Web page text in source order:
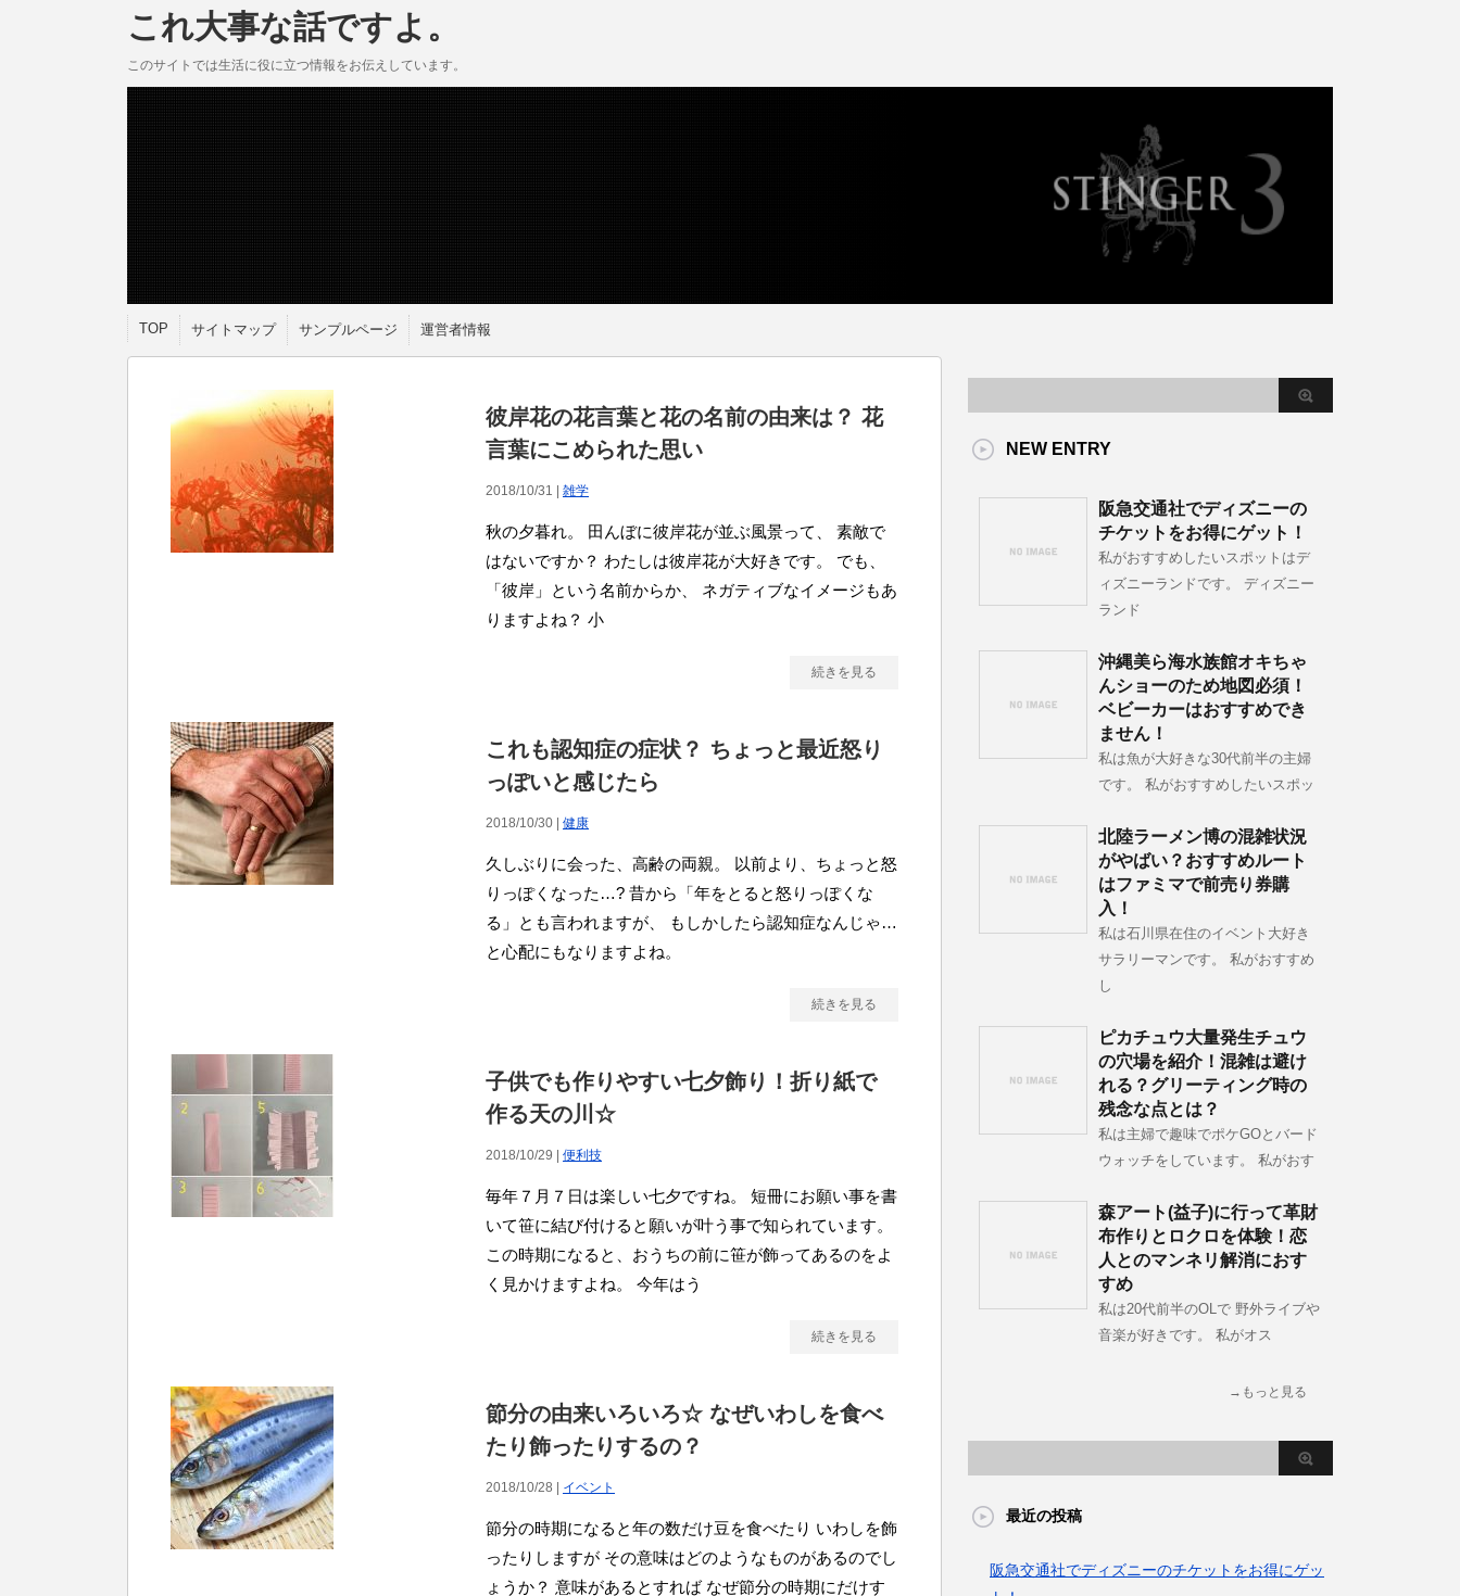
これ大事な話ですよ。
このサイトでは生活に役に立つ情報をお伝えしています。
TOP サイトマップ サンプルページ 運営者情報
彼岸花の花言葉と花の名前の由来は？ 花
言葉にこめられた思い
2018/10/31 | 雑学
秋の夕暮れ。 田んぼに彼岸花が並ぶ風景って、 素敵で
はないですか？ わたしは彼岸花が大好きです。 でも、
「彼岸」という名前からか、 ネガティブなイメージもあ
りますよね？ 小
続きを見る
これも認知症の症状？ ちょっと最近怒り
っぽいと感じたら
2018/10/30 | 健康
久しぶりに会った、高齢の両親。 以前より、ちょっと怒
りっぽくなった…? 昔から「年をとると怒りっぽくな
る」とも言われますが、 もしかしたら認知症なんじゃ…
と心配にもなりますよね。
続きを見る
子供でも作りやすい七夕飾り！折り紙で
作る天の川☆
2018/10/29 | 便利技
毎年７月７日は楽しい七夕ですね。 短冊にお願い事を書
いて笹に結び付けると願いが叶う事で知られています。
この時期になると、おうちの前に笹が飾ってあるのをよ
く見かけますよね。 今年はう
続きを見る
節分の由来いろいろ☆ なぜいわしを食べ
たり飾ったりするの？
2018/10/28 | イベント
節分の時期になると年の数だけ豆を食べたり いわしを飾
ったりしますが その意味はどのようなものがあるのでし
ょうか？ 意味があるとすれば なぜ節分の時期にだけす
NEW ENTRY
阪急交通社でディズニーの
チケットをお得にゲット！
私がおすすめしたいスポットはデ
ィズニーランドです。 ディズニー
ランド
沖縄美ら海水族館オキちゃ
んショーのため地図必須！
ベビーカーはおすすめでき
ません！
私は魚が大好きな30代前半の主婦
です。 私がおすすめしたいスポッ
北陸ラーメン博の混雑状況
がやばい？おすすめルート
はファミマで前売り券購
入！
私は石川県在住のイベント大好き
サラリーマンです。 私がおすすめ
し
ピカチュウ大量発生チュウ
の穴場を紹介！混雑は避け
れる？グリーティング時の
残念な点とは？
私は主婦で趣味でポケGOとバード
ウォッチをしています。 私がおす
森アート(益子)に行って革財
布作りとロクロを体験！恋
人とのマンネリ解消におす
すめ
私は20代前半のOLで 野外ライブや
音楽が好きです。 私がオス
→もっと見る
最近の投稿
阪急交通社でディズニーのチケットをお得にゲッ